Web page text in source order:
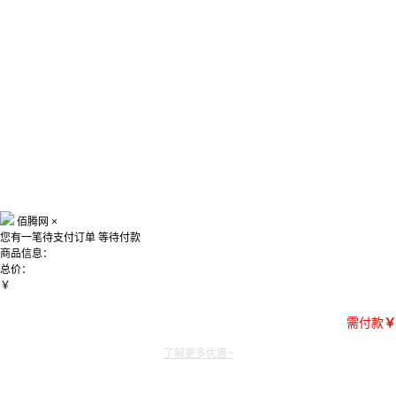
佰腾网 ×
您有一笔待支付订单 等待付款
商品信息：
总价：
￥
需付款￥
了解更多优惠~